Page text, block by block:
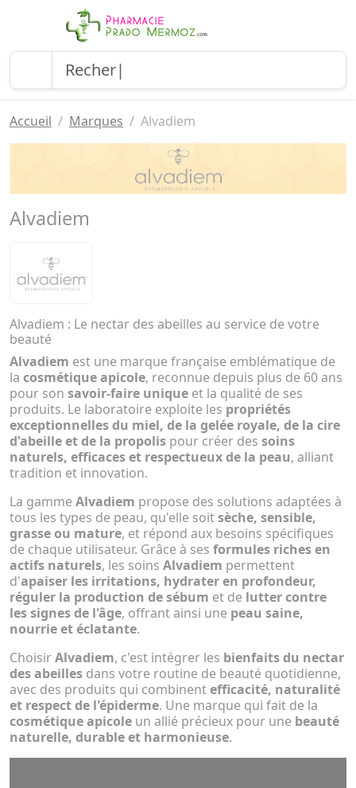
Accueil Marques Alvadiem
Alvadiem
Alvadiem : Le nectar des abeilles au service de votre
beauté
Alvadiem est une marque française emblématique de
la cosmétique apicole, reconnue depuis plus de 60 ans
pour son savoir-faire unique et la qualité de ses
produits. Le laboratoire exploite les propriétés
exceptionnelles du miel, de la gelée royale, de la cire
d'abeille et de la propolis pour créer des soins
naturels, efficaces et respectueux de la peau, alliant
tradition et innovation.
La gamme Alvadiem propose des solutions adaptées à
tous les types de peau, qu'elle soitsèche, sensible,
grasse ou mature, et répond aux besoins spécifiques
de chaque utilisateur. Grâce à ses formules riches en
actifs naturels, les soins Alvadiem permettent
d'apaiser les irritations, hydrater en profondeur,
réguler la production de sébum et de lutter contre
les signes de l'âge, offrant ainsi une peau saine,
nourrie et éclatante.
ChoisirAlvadiem, c'est intégrer les bienfaits du nectar
des abeilles dans votre routine de beauté quotidienne,
avec des produits qui combinentefficacité, naturalité
et respect de l'épiderme. Une marque qui fait de la
cosmétique apicole un allié précieux pour une beauté
naturelle, durable et harmonieuse.